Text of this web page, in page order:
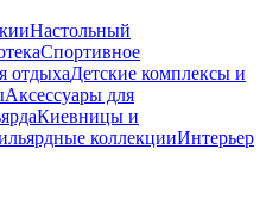
Настольный
Спортивное
отдыхаДетские комплексы и
Аксессуары для
Киевницы и
коллекцииИнтерьер